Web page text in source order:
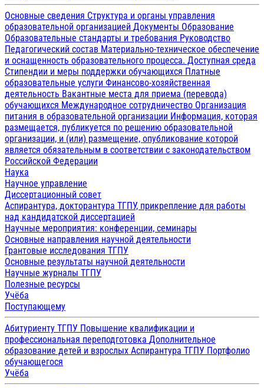
Основные сведения Структура и органы управления
образовательной организацией Документы Образование
Образовательные стандарты и требования Руководство
Педагогический состав Материально-техническое обеспечение
и оснащенность образовательного процесса. Доступная среда
Стипендии и меры поддержки обучающихся Платные
образовательные услуги Финансово-хозяйственная
деятельность Вакантные места для приема (перевода)
обучающихся Международное сотрудничество Организация
питания в образовательной организации Информация, которая
размещается, публикуется по решению образовательной
организации, и (или) размещение, опубликование которой
является обязательным в соответствии с законодательством
Российской Федерации
Наука
Научное управление
Диссертационный совет
Аспирантура, докторантура ТГПУ, прикрепление для работы
над кандидатской диссертацией
Научные мероприятия: конференции, семинары
Основные направления научной деятельности
Грантовые исследования ТГПУ
Основные результаты научной деятельности
Научные журналы ТГПУ
Полезные ресурсы
Учёба
Поступающему
Абитуриенту ТГПУ Повышение квалификации и
профессиональная переподготовка Дополнительное
образование детей и взрослых Аспирантура ТГПУ Портфолио
обучающегося
Учёба